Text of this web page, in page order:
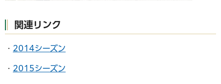
関連リンク
・ 2014シーズン
・ 2015シーズン